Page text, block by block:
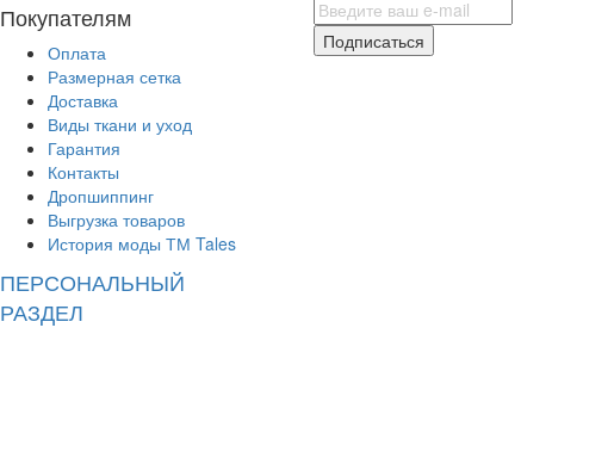
Покупателям
Оплата
Размерная сетка
Доставка
Виды ткани и уход
Гарантия
Контакты
Дропшиппинг
Выгрузка товаров
История моды ТМ Tales
ПЕРСОНАЛЬНЫЙ
РАЗДЕЛ
Подписаться